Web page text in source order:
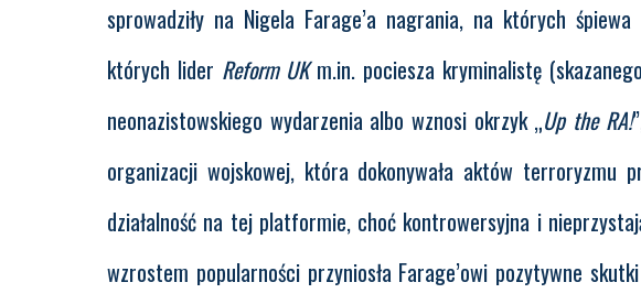
sprowadziły na Nigela Farage’a nagrania, na których
których lider Reform UKm.in. pociesza kryminalistę
neonazistowskiego wydarzenia albo wznosi okrzyk „Up the RA!
organizacji wojskowej, która dokonywała aktów terroryzmu
działalność na tej platformie, choć kontrowersyjna i
wzrostem popularności przyniosła Farage’owi pozytywne